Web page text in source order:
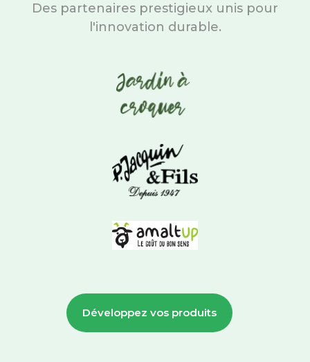
Des partenaires prestigieux unis pour
l'innovation durable.
Développez vos produits